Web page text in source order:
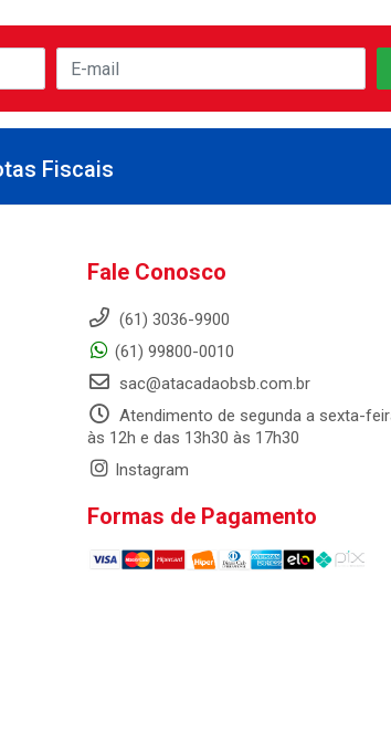
Fiscais
Fale Conosco
(61) 3036-9900
(61) 99800-0010
sac@atacadaobsb.com.br
Atendimento de segunda a sexta-
às 12h e das 13h30 às 17h30
Instagram
Formas de Pagamento